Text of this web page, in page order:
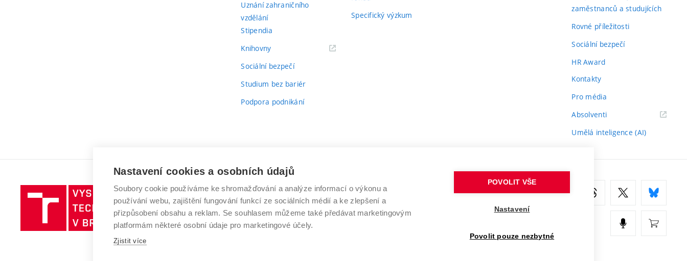
Uznání zahraničního
vzdělání
Stipendia
Knihovny(externí
Sociální bezpečí
Studium bez bariér
Podpora podnikání
Specifický výzkum
zaměstnanců a studujících
Rovné příležitosti
Sociální bezpečí
HR Award
Kontakty
Pro média
Absolventi(externí
Umělá inteligence (AI)
Vysoké
učení
technické
v
VYSOKÉ UČENÍ TECHNICKÉ V BRNĚ
Antonínská 548/1
602 00 Brno
www.vut.cz
Nastavení cookies a osobních údajů
Soubory cookie používáme ke shromažďování a analýze informací o výkonu a
používání webu, zajištění fungování funkcí ze sociálních médií a ke zlepšení a
přizpůsobení obsahu a reklam. Se souhlasem můžeme také předávat marketingovým
platformám některé osobní údaje pro marketingové účely.
Zjistit více
POVOLIT VŠE
Nastavení
Povolit pouze nezbytné